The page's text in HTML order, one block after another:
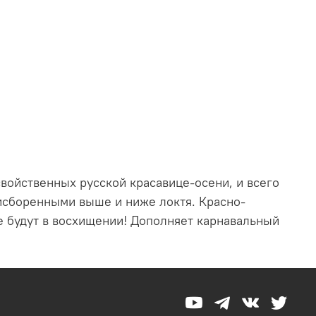
русской красавице-осени, и всего
выше и ниже локтя. Красно-
в восхищении! Дополняет карнавальный